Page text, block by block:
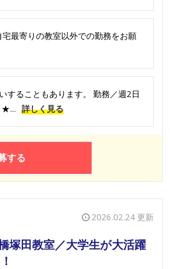
最寄りの教室以外での勤務をお願
することもあります。 勤務／週2日
★... 詳しく見る
する
2026.02.24 更新
塚田教室／大学生が大活躍